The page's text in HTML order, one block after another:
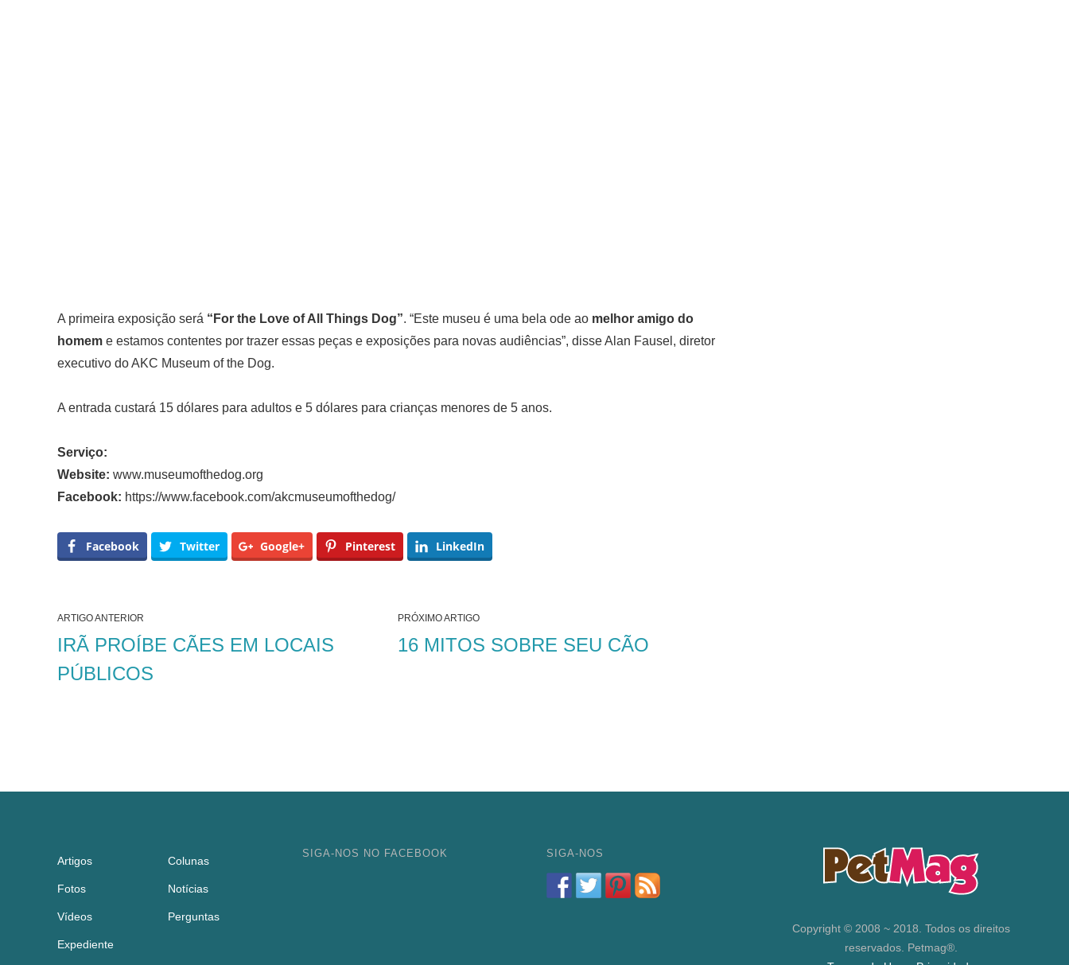
A primeira exposição será “For the Love of All Things Dog”. “Este museu é uma bela ode ao melhor amigo do
homem e estamos contentes por trazer essas peças e exposições para novas audiências”, disse Alan Fausel, diretor
executivo do AKC Museum of the Dog.
A entrada custará 15 dólares para adultos e 5 dólares para crianças menores de 5 anos.
Serviço:
Website: www.museumofthedog.org
Facebook: https://www.facebook.com/akcmuseumofthedog/
Facebook Twitter Google+ Pinterest LinkedIn
ARTIGO ANTERIOR
IRÃ PROÍBE CÃES EM LOCAIS
PÚBLICOS
PRÓXIMO ARTIGO
16 MITOS SOBRE SEU CÃO
Artigos Colunas
Fotos Notícias
Vídeos Perguntas
Expediente
SIGA-NOS NO FACEBOOK SIGA-NOS
Copyright © 2008 ~ 2018. Todos os direitos
reservados. Petmag®.